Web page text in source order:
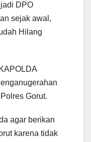
DPO
sejak awal,
Hilang
Gorut.
agar berikan
karena tidak